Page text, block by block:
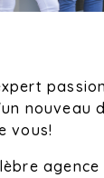
nouveau
vous!
agence